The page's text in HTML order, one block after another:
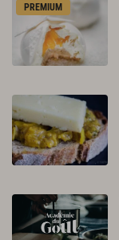
PREMIUM